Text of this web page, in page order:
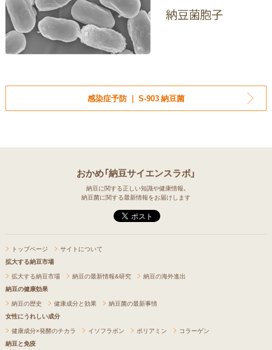
感染症予防 ｜ S-903 納豆菌
おかめ「納豆サイエンスラボ」
納豆に関する正しい知識や健康情報、
納豆菌に関する最新情報をお届けします
トップページ
サイトについて
拡大する納豆市場
拡大する納豆市場
納豆の最新情報&研究
納豆の海外進出
納豆の健康効果
納豆の歴史
健康成分と効果
納豆菌の最新事情
女性にうれしい成分
健康成分×発酵のチカラ
イソフラボン ポリアミン
コラーゲン
納豆と免疫